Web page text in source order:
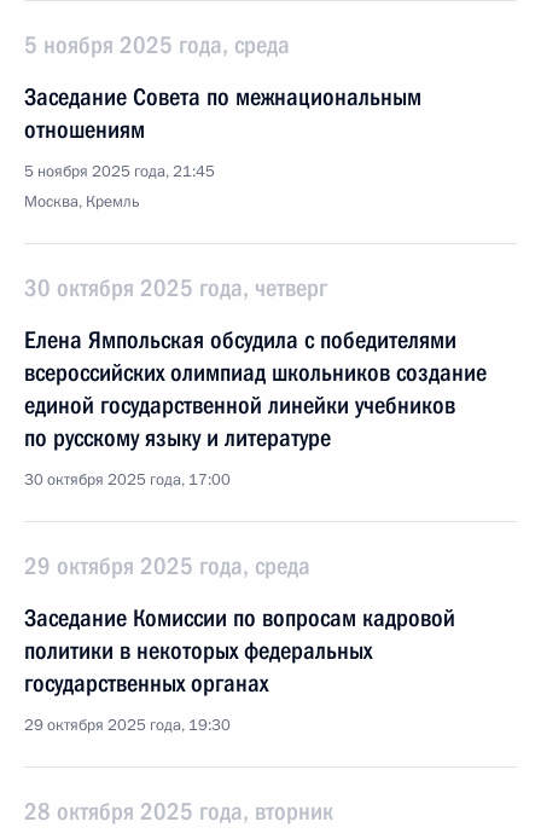
5 ноября 2025 года, среда
Заседание Совета по межнациональным
отношениям
5 ноября 2025 года, 21:45
Москва, Кремль
30 октября 2025 года, четверг
Елена Ямпольская обсудила с победителями
всероссийских олимпиад школьников создание
единой государственной линейки учебников
по русскому языку и литературе
30 октября 2025 года, 17:00
29 октября 2025 года, среда
Заседание Комиссии по вопросам кадровой
политики в некоторых федеральных
государственных органах
29 октября 2025 года, 19:30
28 октября 2025 года, вторник